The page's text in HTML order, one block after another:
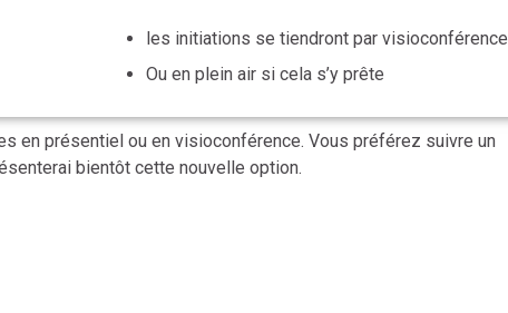
les initiations se tiendront par visioconférence
Ou en plein air si cela s’y prête
en présentiel ou en visioconférence. Vous préférez suivre un
bientôt cette nouvelle option.